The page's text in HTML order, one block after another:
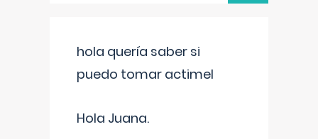
hola quería saber si
puedo tomar actimel
Hola Juana.